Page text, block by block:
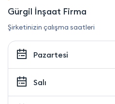
Gürgil İnşaat Firma
Şirketinizin çalışma saatleri
Pazartesi
Salı